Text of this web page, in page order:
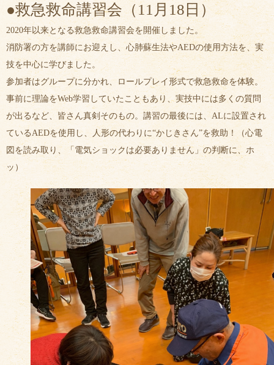
●救急救命講習会（11月18日）
2020年以来となる救急救命講習会を開催しました。
消防署の方を講師にお迎えし、心肺蘇生法やAEDの使用方法を、実
技を中心に学びました。
参加者はグループに分かれ、ロールプレイ形式で救急救命を体験。
事前に理論をWeb学習していたこともあり、実技中には多くの質問
が出るなど、皆さん真剣そのもの。講習の最後には、ALに設置され
ているAEDを使用し、人形の代わりに“かじきさん”を救助！（心電
図を読み取り、「電気ショックは必要ありません」の判断に、ホ
ッ）